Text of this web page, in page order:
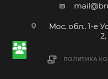
Мос. обл.. 1-е
2,
ПОЛИТИКА